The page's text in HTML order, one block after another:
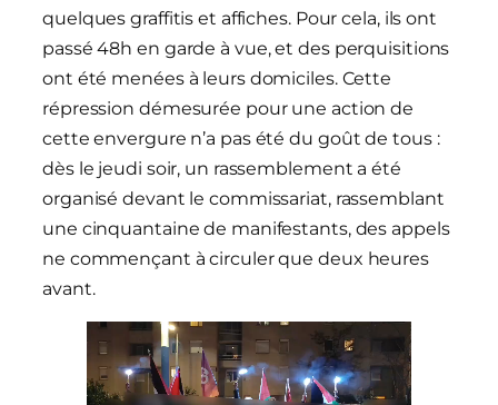
quelques graffitis et affiches. Pour cela, ils ont
passé 48h en garde à vue, et des perquisitions
ont été menées à leurs domiciles. Cette
répression démesurée pour une action de
cette envergure n’a pas été du goût de tous :
dès le jeudi soir, un rassemblement a été
organisé devant le commissariat, rassemblant
une cinquantaine de manifestants, des appels
ne commençant à circuler que deux heures
avant.